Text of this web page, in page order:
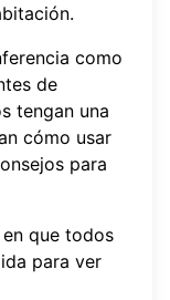
como
de
tengan una
cómo usar
para
en que todos
para ver